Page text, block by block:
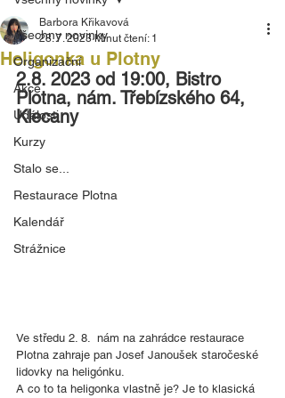
Všechny novinky
Organizační
Akce
Události
Kurzy
Stalo se...
Restaurace Plotna
Kalendář
Strážnice
Heligonka u Plotny
Barbora Křikavová
28. 7. 2023 Minut čtení: 1
2.8. 2023 od 19:00, Bistro
Plotna, nám. Třebízského 64,
Klecany
Ve středu 2. 8.  nám na zahrádce restaurace
Plotna zahraje pan Josef Janoušek staročeské
lidovky na heligónku.
A co to ta heligonka vlastně je? Je to klasická